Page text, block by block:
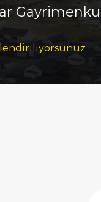
Gayrimenkul